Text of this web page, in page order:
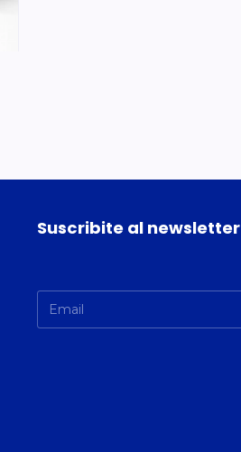
Suscribite al newsletter